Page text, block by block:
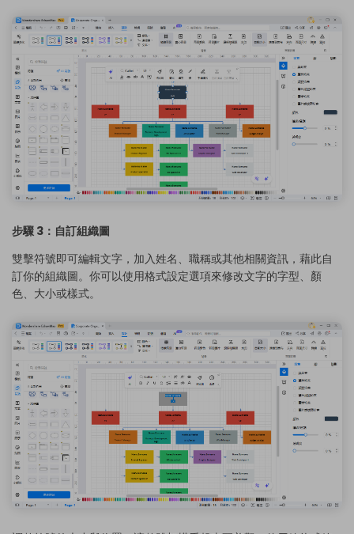
步驟 3：自訂組織圖
雙擊符號即可編輯文字，加入姓名、職稱或其他相關資訊，藉此自
訂你的組織圖。你可以使用格式設定選項來修改文字的字型、顏
色、大小或樣式。